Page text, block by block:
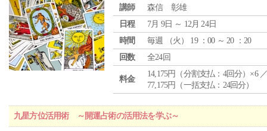
講師
森信 彰雄
日程
7月 9日 ～ 12月 24日
時間
毎週 （火 ） 19 ：00 ～ 20 ：20
回数
全24回
料金
14,175円（分割支払：4回分）×6
77,175円（一括支払：24回分）
九星方位活用術 ～開運占術の活用法を学ぶ～